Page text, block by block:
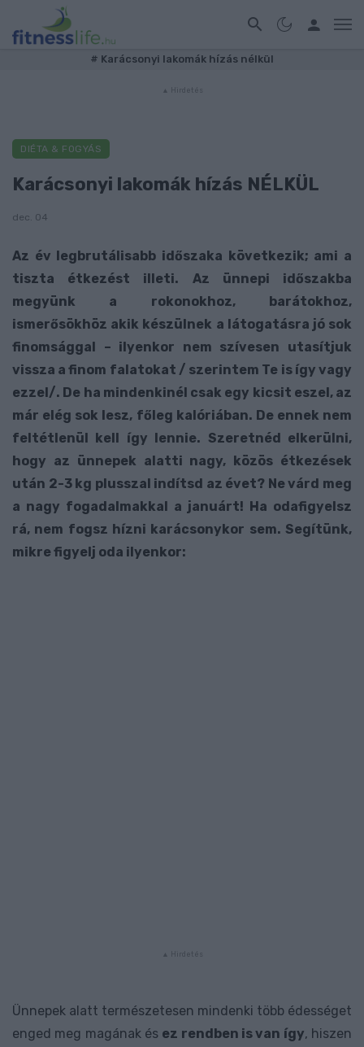
# Karácsonyi lakomák hízás nélkül
DIÉTA & FOGYÁS
Karácsonyi lakomák hízás NÉLKÜL
dec. 04
Az év legbrutálisabb időszaka következik; ami a
tiszta étkezést illeti. Az ünnepi időszakba
megyünk a rokonokhoz, barátokhoz,
ismerősökhöz akik készülnek a látogatásra jó sok
finomsággal – ilyenkor nem szívesen utasítjuk
vissza a finom falatokat / szerintem Te is így vagy
ezzel/. De ha mindenkinél csak egy kicsit eszel, az
már elég sok lesz, főleg kalóriában. De ennek nem
feltétlenül kell így lennie. Szeretnéd elkerülni,
hogy az ünnepek alatti nagy, közös étkezések
után 2-3 kg plusszal indítsd az évet? Ne várd meg
a nagy fogadalmakkal a januárt! Ha odafigyelsz
rá, nem fogsz hízni karácsonykor sem. Segítünk,
mikre figyelj oda ilyenkor:
Ünnepek alatt természetesen mindenki több édességet
enged meg magának és ez rendben is van így, hiszen